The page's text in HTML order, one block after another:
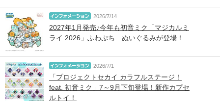
2026/7/14
2027年1月発売♪今年も初音ミク「マジカルミ
ライ 2026」ふわぷち ぬいぐるみが登場！
2026/7/1
「プロジェクトセカイ カラフルステージ！
feat. 初音ミク」7～9月下旬登場！新作カプセ
ルトイ！